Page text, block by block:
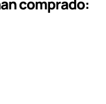
comprado: